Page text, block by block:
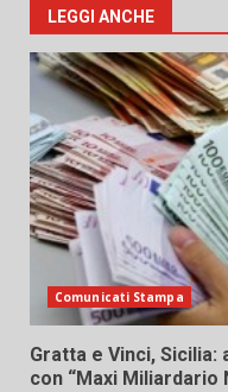
LEGGI ANCHE
Comunicati Stampa
Gratta e Vinci, Sicilia:
con “Maxi Miliardario